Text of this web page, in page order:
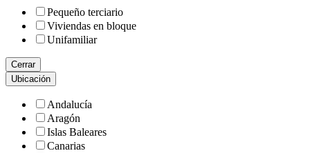
Pequeño terciario
Viviendas en bloque
Unifamiliar
Cerrar
Ubicación
Andalucía
Aragón
Islas Baleares
Canarias